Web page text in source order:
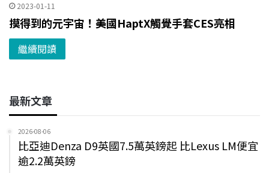
2023-01-11
摸得到的元宇宙！美國HaptX觸覺手套CES亮相
繼續閱讀
最新文章
2026-08-06
比亞迪Denza D9英國7.5萬英鎊起 比Lexus LM便宜
逾2.2萬英鎊